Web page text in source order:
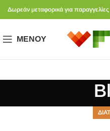
Δωρεάν μεταφορικά για
ΜΕΝΟΎ